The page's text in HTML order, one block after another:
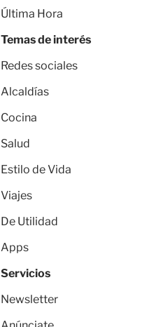
Última Hora
Temas de interés
Redes sociales
Alcaldías
Cocina
Salud
Estilo de Vida
Viajes
De Utilidad
Apps
Servicios
Newsletter